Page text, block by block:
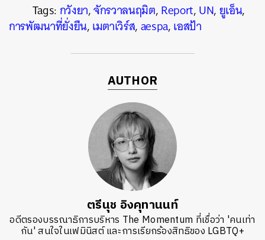
Tags:กวังยา,จักรวาลนฤมิต,Report,UN,ยูเอ็น,
การพัฒนาที่ยั่งยืน,เมตาเวิร์ส,aespa,เอสป้า
AUTHOR
ตรีนุช อิงคุทานนท์
อดีตรองบรรณาธิการบริหาร The Momentum ที่เชื่อว่า 'คนเท่า
กัน' สนใจในเฟมินิสต์ และการเรียกร้องสิทธิของ LGBTQ+